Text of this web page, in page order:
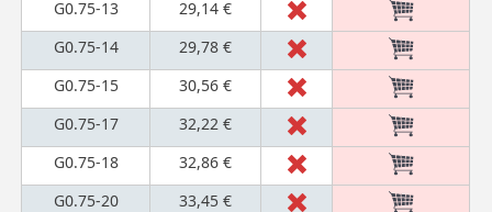
G0.75-13
29,14 €
G0.75-14
29,78 €
G0.75-15
30,56 €
G0.75-17
32,22 €
G0.75-18
32,86 €
G0.75-20
33,45 €